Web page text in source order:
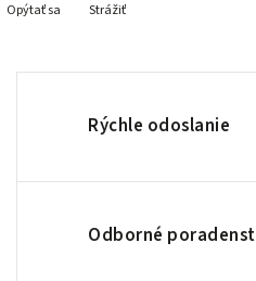
Opýtať sa Strážiť
Rýchle odoslanie
Odborné